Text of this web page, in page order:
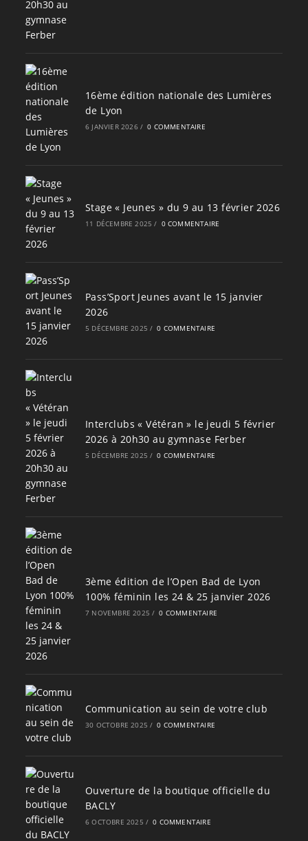
16ème édition nationale des Lumières
de Lyon
6 JANVIER 2026 / 0 COMMENTAIRE
Stage « Jeunes » du 9 au 13 février 2026
11 DÉCEMBRE 2025 / 0 COMMENTAIRE
Pass’Sport Jeunes avant le 15 janvier
2026
5 DÉCEMBRE 2025 / 0 COMMENTAIRE
Interclubs « Vétéran » le jeudi 5 février
2026 à 20h30 au gymnase Ferber
5 DÉCEMBRE 2025 / 0 COMMENTAIRE
3ème édition de l’Open Bad de Lyon
100% féminin les 24 & 25 janvier 2026
7 NOVEMBRE 2025 / 0 COMMENTAIRE
Communication au sein de votre club
30 OCTOBRE 2025 / 0 COMMENTAIRE
Ouverture de la boutique officielle du
BACLY
6 OCTOBRE 2025 / 0 COMMENTAIRE